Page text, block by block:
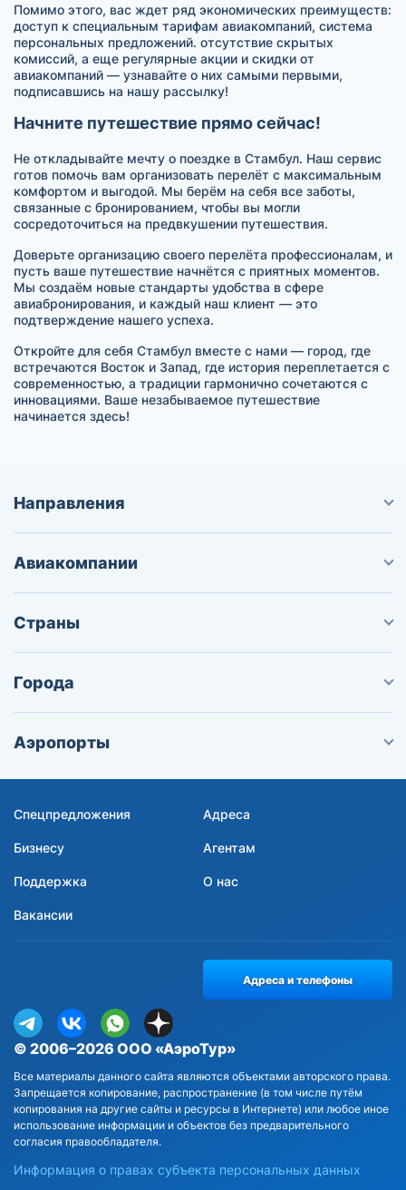
Помимо этого, вас ждет ряд экономических преимуществ:
доступ к специальным тарифам авиакомпаний, система
персональных предложений. отсутствие скрытых
комиссий, а еще регулярные акции и скидки от
авиакомпаний — узнавайте о них самыми первыми,
подписавшись на нашу рассылку!
Начните путешествие прямо сейчас!
Не откладывайте мечту о поездке в Стамбул. Наш сервис
готов помочь вам организовать перелёт с максимальным
комфортом и выгодой. Мы берём на себя все заботы,
связанные с бронированием, чтобы вы могли
сосредоточиться на предвкушении путешествия.
Доверьте организацию своего перелёта профессионалам, и
пусть ваше путешествие начнётся с приятных моментов.
Мы создаём новые стандарты удобства в сфере
авиабронирования, и каждый наш клиент — это
подтверждение нашего успеха.
Откройте для себя Стамбул вместе с нами — город, где
встречаются Восток и Запад, где история переплетается с
современностью, а традиции гармонично сочетаются с
инновациями. Ваше незабываемое путешествие
начинается здесь!
Направления
Авиакомпании
Страны
Города
Аэропорты
Спецпредложения Адреса
Бизнесу Агентам
Поддержка О нас
Вакансии
© 2006–2026 ООО «АэроТур»
Все материалы данного сайта являются объектами авторского права.
Запрещается копирование, распространение (в том числе путём
копирования на другие сайты и ресурсы в Интернете) или любое иное
использование информации и объектов без предварительного
согласия правообладателя.
Информация о правах субъекта персональных данных
Адреса и телефоны